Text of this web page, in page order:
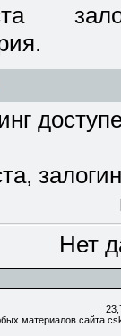
Нет
материалов сайта